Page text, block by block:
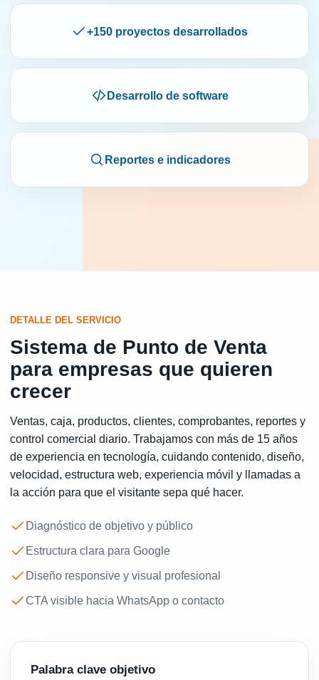
+150 proyectos desarrollados
Desarrollo de software
Reportes e indicadores
DETALLE DEL SERVICIO
Sistema de Punto de Venta
para empresas que quieren
crecer
Ventas, caja, productos, clientes, comprobantes, reportes y
control comercial diario. Trabajamos con más de 15 años
de experiencia en tecnología, cuidando contenido, diseño,
velocidad, estructura web, experiencia móvil y llamadas a
la acción para que el visitante sepa qué hacer.
Diagnóstico de objetivo y público
Estructura clara para Google
Diseño responsive y visual profesional
CTA visible hacia WhatsApp o contacto
Palabra clave objetivo